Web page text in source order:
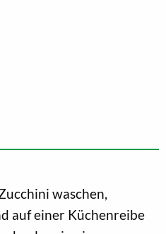
waschen,
auf einer Küchenreibe